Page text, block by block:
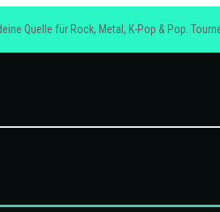
Quelle für Rock, Metal, K-Pop & Pop.